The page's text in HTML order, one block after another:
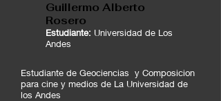
Guillermo Alberto
Rosero
Estudiante: Universidad de Los
Andes
Estudiante de Geociencias y Composicion
para cine y medios de La Universidad de
los Andes